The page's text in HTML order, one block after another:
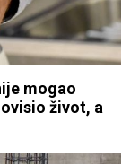
mogao
život, a